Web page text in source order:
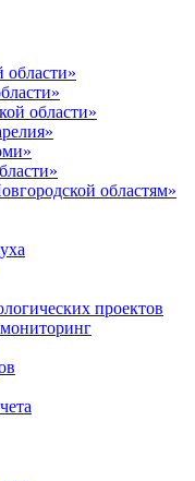
области»
областям»
проектов